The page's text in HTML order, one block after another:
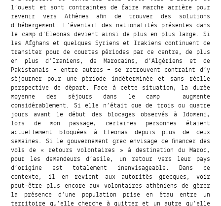
l’ouest et sont contraintes de faire marche arrière pour
revenir vers Athènes afin de trouver des solutions
d’hébergement. L’éventail des nationalités présentes dans
le camp d’Eleonas devient ainsi de plus en plus large. Si
les Afghans et quelques Syriens et Irakiens continuent de
transiter pour de courtes périodes par ce centre, de plus
en plus d’Iraniens, de Marocains, d’Algériens et de
Pakistanais – entre autres – se retrouvent contraint d’y
séjourner pour une période indéterminée et sans réelle
perspective de départ. Face à cette situation, la durée
moyenne des séjours dans le camp augmente
considérablement. Si elle n’était que de trois ou quatre
jours avant le début des blocages observés à Idomeni,
lors de mon passage, certaines personnes étaient
actuellement bloquées à Eleonas depuis plus de deux
semaines. Si le gouvernement grec envisage de financer des
vols de « retours volontaires » à destination du Maroc,
pour les demandeurs d’asile, un retour vers leur pays
d’origine est totalement inenvisageable. Dans ce
contexte, il en revient aux autorités grecques, voir
peut-être plus encore aux volontaires athéniens de gérer
la présence d’une population prise en étau entre un
territoire qu’elle cherche à quitter et un autre qu’elle